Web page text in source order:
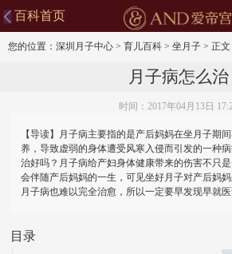
百科首页
您的位置： 深圳月子中心 > 育儿百科 > 坐月子 > 正文
月子病怎么治
时间：2017年04月13日
【导读】月子病主要指的是产后妈妈在坐月子期
养，导致虚弱的身体遭受风寒入侵而引发的一种
治好吗？月子病给产妇身体健康带来的伤害不只
会伴随产后妈妈的一生，可见坐好月子对产后妈
月子病也难以完全治愈，所以一定要早发现早就
目录